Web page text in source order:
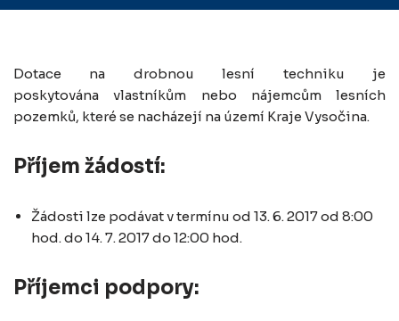
Dotace na drobnou lesní techniku je
poskytována vlastníkům nebo nájemcům lesních
pozemků, které se nacházejí na území Kraje Vysočina.
Příjem žádostí:
Žádosti lze podávat v termínu od 13. 6. 2017 od 8:00
hod. do 14. 7. 2017 do 12:00 hod.
Příjemci podpory: